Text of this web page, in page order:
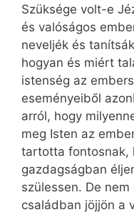
Szüksége volt-e
és valóságos
neveljék és
hogyan és miért
istenség az
eseményeiből
arról, hogy
meg Isten az
tartotta fontosnak,
gazdagságban
szülessen. De
családban jöjjön a